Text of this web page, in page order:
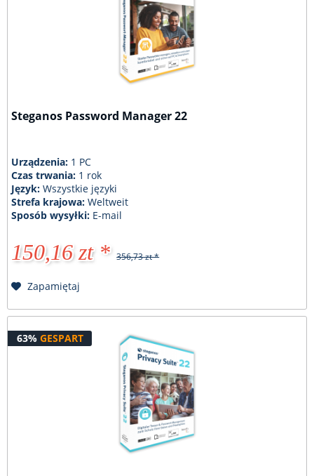
Steganos Password Manager 22
Urządzenia: 1 PC
Czas trwania: 1 rok
Język:Wszystkie języki
Strefa krajowa:Weltweit
Sposób wysyłki: E-mail
150,16 zt * 356,73 zt *
Zapamiętaj
63% GESPART